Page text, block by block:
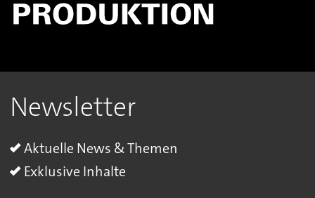
Newsletter
Aktuelle News & Themen
Exklusive Inhalte